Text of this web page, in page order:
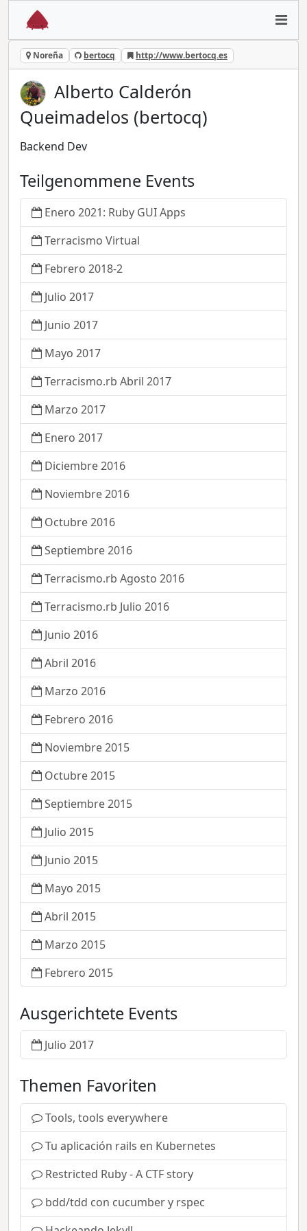
Noreña bertocq http://www.bertocq.es
Alberto Calderón
Queimadelos (bertocq)
Backend Dev
Teilgenommene Events
Enero 2021: Ruby GUI Apps
Terracismo Virtual
Febrero 2018-2
Julio 2017
Junio 2017
Mayo 2017
Terracismo.rb Abril 2017
Marzo 2017
Enero 2017
Diciembre 2016
Noviembre 2016
Octubre 2016
Septiembre 2016
Terracismo.rb Agosto 2016
Terracismo.rb Julio 2016
Junio 2016
Abril 2016
Marzo 2016
Febrero 2016
Noviembre 2015
Octubre 2015
Septiembre 2015
Julio 2015
Junio 2015
Mayo 2015
Abril 2015
Marzo 2015
Febrero 2015
Ausgerichtete Events
Julio 2017
Themen Favoriten
Tools, tools everywhere
Tu aplicación rails en Kubernetes
Restricted Ruby - A CTF story
bdd/tdd con cucumber y rspec